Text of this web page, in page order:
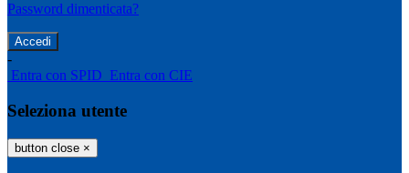
Password dimenticata?
-
Entra con SPID Entra con CIE
Seleziona utente
button close ×